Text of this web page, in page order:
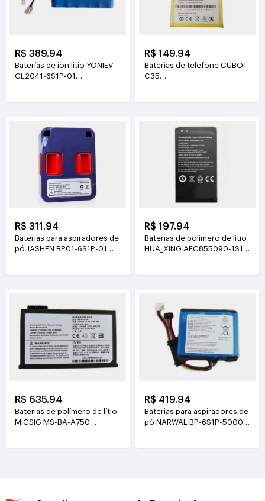
R$ 389.94
Baterías de ion litio YONIEV
CL2041-6S1P-01
R$ 149.94
Baterias de telefone CUBOT
C35
R$ 311.94
Baterias para aspiradores de
pó JASHEN BP01-6S1P-01
R$ 197.94
Baterias de polímero de lítio
HUA_XING AEC855090-1S1P
R$ 635.94
Baterias de polímero de lítio
MICSIG MS-BA-A750
R$ 419.94
Baterias para aspiradores de
pó NARWAL BP-6S1P-5000A